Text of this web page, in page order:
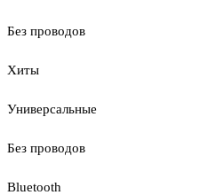
Без проводов
Хиты
Универсальные
Без проводов
Bluetooth